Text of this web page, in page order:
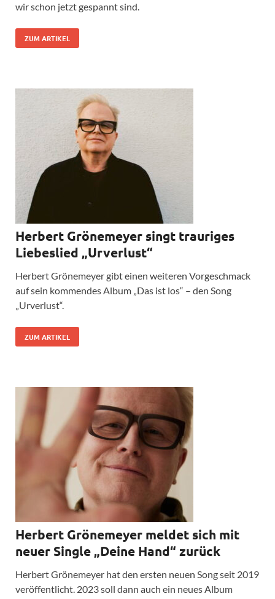
wir schon jetzt gespannt sind.
ZUM ARTIKEL
Herbert Grönemeyer singt trauriges
Liebeslied „Urverlust“
Herbert Grönemeyer gibt einen weiteren Vorgeschmack
auf sein kommendes Album „Das ist los“ – den Song
„Urverlust“.
ZUM ARTIKEL
Herbert Grönemeyer meldet sich mit
neuer Single „Deine Hand“ zurück
Herbert Grönemeyer hat den ersten neuen Song seit 2019
veröffentlicht. 2023 soll dann auch ein neues Album